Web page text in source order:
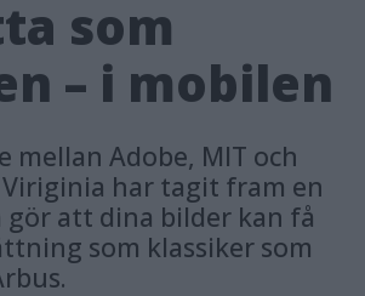
som
– i mobilen
mellan Adobe, MIT och
har tagit fram en
att dina bilder kan få
som klassiker som